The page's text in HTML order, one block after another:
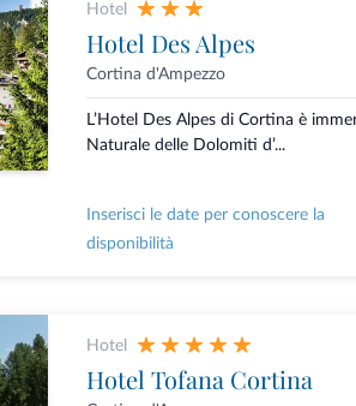
Hotel
Hotel Des Alpes
Cortina d'Ampezzo
L’Hotel Des Alpes di Cortina è
Naturale delle Dolomiti d’...
Inserisci le date per conoscere la
disponibilità
Hotel
Hotel Tofana Cortina